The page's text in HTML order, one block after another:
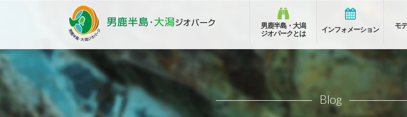
男鹿半島・大潟
ジオパークとは
インフォメーション
モ
Blog